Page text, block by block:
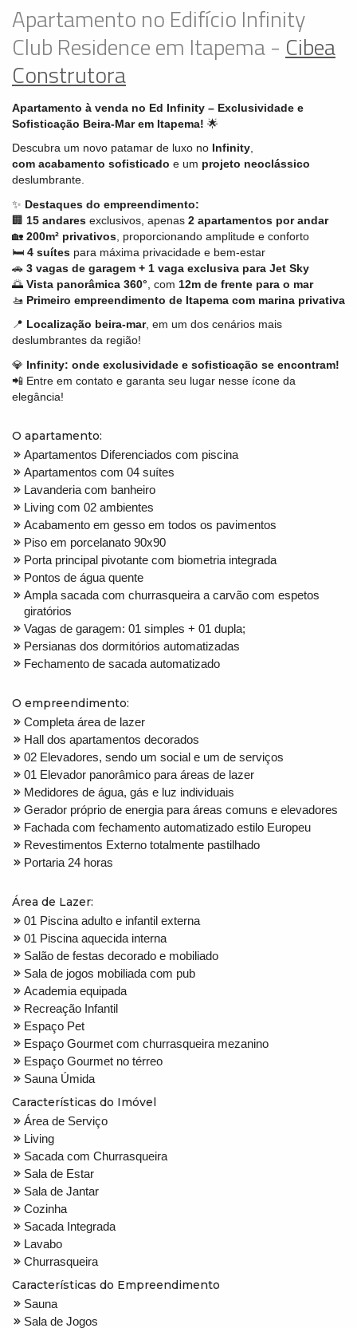
Apartamento no Edifício Infinity
Club Residence em Itapema - Cibea
Construtora
Apartamento à venda no Ed Infinity – Exclusividade e
Sofisticação Beira-Mar em Itapema! 🌟
Descubra um novo patamar de luxo no Infinity
com acabamento sofisticado e um projeto neoclássico
deslumbrante.
✨ Destaques do empreendimento:
🏢 15 andares exclusivos, apenas 2 apartamentos por andar
🏡 200m² privativos , proporcionando amplitude e conforto
🛏 4 suítes para máxima privacidade e bem-estar
🚗 3 vagas de garagem + 1 vaga exclusiva para Jet Sky
🌅 Vista panorâmica 360° , com 12m de frente para o mar
🚤 Primeiro empreendimento de Itapema com marina privativa
📍 Localização beira-mar, em um dos cenários mais
deslumbrantes da região!
💎 Infinity: onde exclusividade e sofisticação se encontram!
📲 Entre em contato e garanta seu lugar nesse ícone da
elegância!
O apartamento:
Apartamentos Diferenciados com piscina
Apartamentos com 04 suítes
Lavanderia com banheiro
Living com 02 ambientes
Acabamento em gesso em todos os pavimentos
Piso em porcelanato 90x90
Porta principal pivotante com biometria integrada
Pontos de água quente
Ampla sacada com churrasqueira a carvão com espetos
giratórios
Vagas de garagem: 01 simples + 01 dupla;
Persianas dos dormitórios automatizadas
Fechamento de sacada automatizado
O empreendimento:
Completa área de lazer
Hall dos apartamentos decorados
02 Elevadores, sendo um social e um de serviços
01 Elevador panorâmico para áreas de lazer
Medidores de água, gás e luz individuais
Gerador próprio de energia para áreas comuns e elevadores
Fachada com fechamento automatizado estilo Europeu
Revestimentos Externo totalmente pastilhado
Portaria 24 horas
Área de Lazer:
01 Piscina adulto e infantil externa
01 Piscina aquecida interna
Salão de festas decorado e mobiliado
Sala de jogos mobiliada com pub
Academia equipada
Recreação Infantil
Espaço Pet
Espaço Gourmet com churrasqueira mezanino
Espaço Gourmet no térreo
Sauna Úmida
Características do Imóvel
Área de Serviço
Living
Sacada com Churrasqueira
Sala de Estar
Sala de Jantar
Cozinha
Sacada Integrada
Lavabo
Churrasqueira
Características do Empreendimento
Sauna
Sala de Jogos